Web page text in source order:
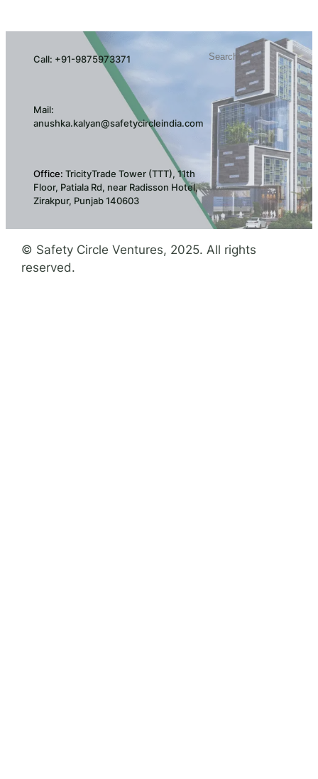
Call: +91-9875973371
Mail:
anushka.kalyan@safetycircleindia.com
Office: TricityTrade Tower (TTT), 11th
Floor, Patiala Rd, near Radisson Hotel,
Zirakpur, Punjab 140603
Search
© Safety Circle Ventures, 2025. All rights
reserved.